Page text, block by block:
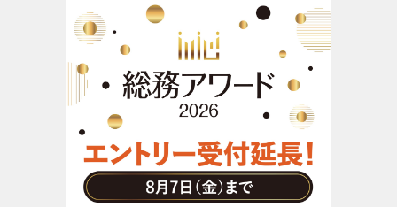
社外・社内広報
社外・社内コミュニケーション活性化
FM・オフィス移転
CSR・SDGs
テクノロジー活用・DX
助成金・補助金・コスト削減
アウトソーシング・BPO
調査・レポート